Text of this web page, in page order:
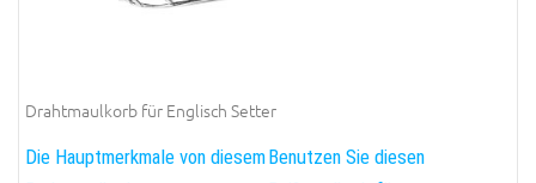
Drahtmaulkorb für Englisch Setter
Die Hauptmerkmale von diesemBenutzen Sie diesen